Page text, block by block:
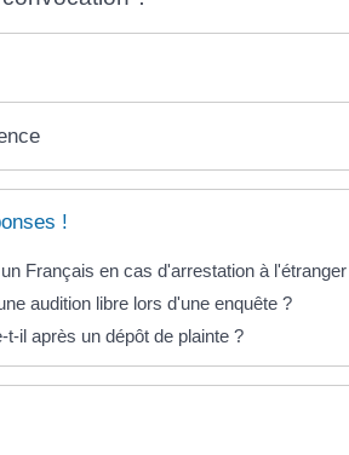
!
Français en cas d'arrestation à
audition libre lors d'une enquête ?
t-il après un dépôt de plainte ?